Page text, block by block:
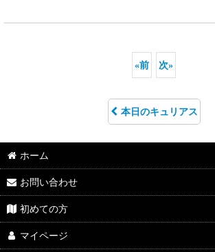
«前 次»
本日のキュリアス
ホーム
お問い合わせ
初めての方
マイページ